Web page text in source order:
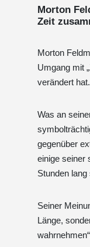
Morton
Zeit
Morton
Umgang mit
verändert hat.
Was an
gegenüber
einige seiner
Stunden lang
Seiner
Länge,